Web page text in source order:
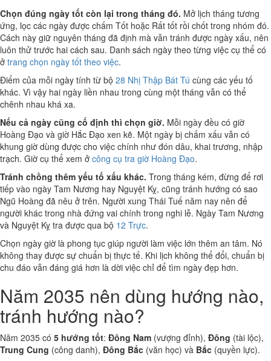
Chọn đúng ngày tốt còn lại trong tháng đó. Mở lịch tháng tương
ứng, lọc các ngày được chấm Tốt hoặc Rất tốt rồi chốt trong nhóm đó.
Cách này giữ nguyên tháng đã định mà vẫn tránh được ngày xấu, nên
luôn thử trước hai cách sau. Danh sách ngày theo từng việc cụ thể có
ở trang chọn ngày tốt theo việc.
Điểm của mỗi ngày tính từ bộ 28 Nhị Thập Bát Tú cùng các yếu tố
khác. Vì vậy hai ngày liền nhau trong cùng một tháng vẫn có thể
chênh nhau khá xa.
Nếu cả ngày cũng cố định thì chọn giờ. Mỗi ngày đều có giờ
Hoàng Đạo và giờ Hắc Đạo xen kẽ. Một ngày bị chấm xấu vẫn có
khung giờ dùng được cho việc chính như đón dâu, khai trương, nhập
trạch. Giờ cụ thể xem ở công cụ tra giờ Hoàng Đạo.
Tránh chồng thêm yếu tố xấu khác. Trong tháng kém, đừng để rơi
tiếp vào ngày Tam Nương hay Nguyệt Kỵ, cũng tránh hướng có sao
Ngũ Hoàng đã nêu ở trên. Người xung Thái Tuế năm nay nên để
người khác trong nhà đứng vai chính trong nghi lễ. Ngày Tam Nương
và Nguyệt Kỵ tra được qua bộ 12 Trực.
Chọn ngày giờ là phong tục giúp người làm việc lớn thêm an tâm. Nó
không thay được sự chuẩn bị thực tế. Khi lịch không thể đổi, chuẩn bị
chu đáo vẫn đáng giá hơn là dời việc chỉ để tìm ngày đẹp hơn.
Năm 2035 nên dùng hướng nào,
tránh hướng nào?
Năm 2035 có 5 hướng tốt: Đông Nam (vượng đỉnh), Đông (tài lộc),
Trung Cung (công danh), Đông Bắc (văn học) và Bắc (quyền lực).